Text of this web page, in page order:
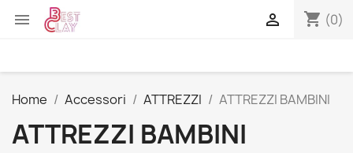
 shopping_cart (0)

Home Accessori ATTREZZI ATTREZZI BAMBINI
ATTREZZI BAMBINI